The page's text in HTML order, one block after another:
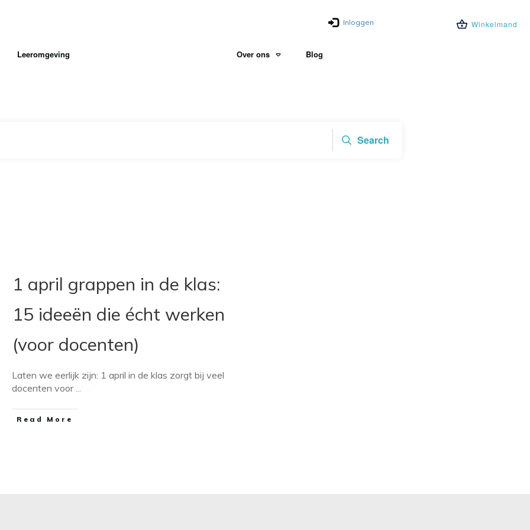
Inloggen Winkelmand
Leeromgeving Over ons Blog
Search
1 april grappen in de klas:
15 ideeën die écht werken
(voor docenten)
Laten we eerlijk zijn: 1 april in de klas zorgt bij veel
docenten voor...
​Read More